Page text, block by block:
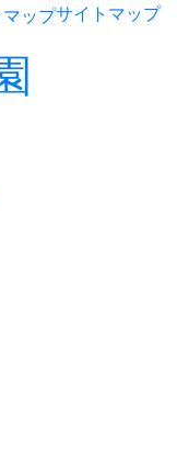
サイトマップ